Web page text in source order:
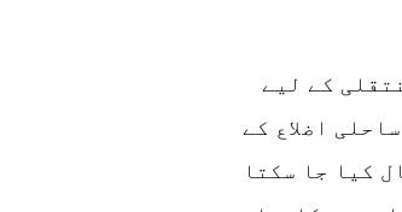
کے لیے
اضلاع کے
کیا جا سکتا